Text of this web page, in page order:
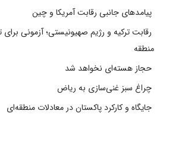
پیامدهای جانبی رقابت آمریکا و چین
رقابت ترکیه و رژیم صهیونیستی؛ آزمونی
منطقه
حجاز هسته‌ای نخواهد شد
چراغ سبز غنی‌سازی به ریاض
جایگاه و کارکرد پاکستان در معادلات منطقه‌ای